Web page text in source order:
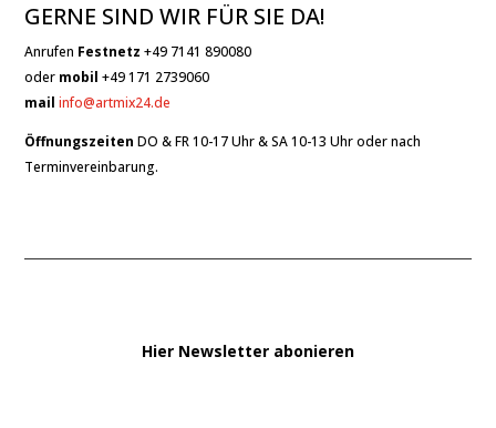
GERNE SIND WIR FÜR SIE DA!
Anrufen Festnetz +49 7141 890080
oder mobil +49 171 2739060
mailinfo@artmix24.de
Öffnungszeiten DO & FR 10-17 Uhr & SA 10-13 Uhr oder nach
Terminvereinbarung.
Hier Newsletter abonieren